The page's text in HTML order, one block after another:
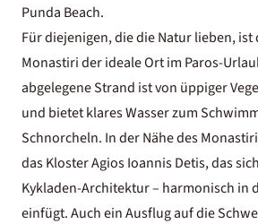
Punda Beach.
Für diejenigen, die die Natur lieben, ist
Monastiri der ideale Ort im Paros-
abgelegene Strand ist von üppiger
und bietet klares Wasser zum
Schnorcheln. In der Nähe des
das Kloster Agios Ioannis Detis, das
Kykladen-Architektur – harmonisch in
einfügt. Auch ein Ausflug auf die